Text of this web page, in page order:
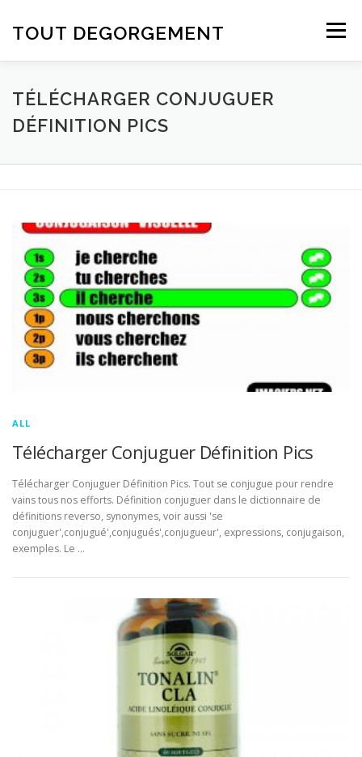
TOUT DEGORGEMENT Menu
TÉLÉCHARGER CONJUGUER
DÉFINITION PICS
ALL
Télécharger Conjuguer Définition Pics
Télécharger Conjuguer Définition Pics. Tout se conjugue pour rendre
vains tous nos efforts. Définition conjuguer dans le dictionnaire de
définitions reverso, synonymes, voir aussi 'se
conjuguer',conjugué',conjugués',conjugueur', expressions, conjugaison,
exemples. Le …